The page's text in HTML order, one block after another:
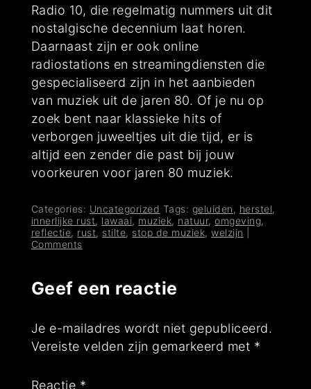
Radio 10, die regelmatig nummers uit dit
nostalgische decennium laat horen.
Daarnaast zijn er ook online
radiostations en streamingdiensten die
gespecialiseerd zijn in het aanbieden
van muziek uit de jaren 80. Of je nu op
zoek bent naar klassieke hits of
verborgen juweeltjes uit die tijd, er is
altijd een zender die past bij jouw
voorkeuren voor jaren 80 muziek.
Categories: Uncategorized Tags: geluiden , herstel,
innerlijke rust, lawaai, muziek, natuur,omgeving,
reflectie, rust, stilte, stop de muziek,welzijn
Comments
Geef een reactie
Je e-mailadres wordt niet gepubliceerd.
Vereiste velden zijn gemarkeerd met *
Reactie *